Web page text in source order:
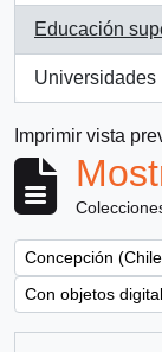
Educación
, 1 resultados
Universidades
, 1 resultados
Imprimir vista
Remove filter:
Concepción
Remove filter:
Con objetos